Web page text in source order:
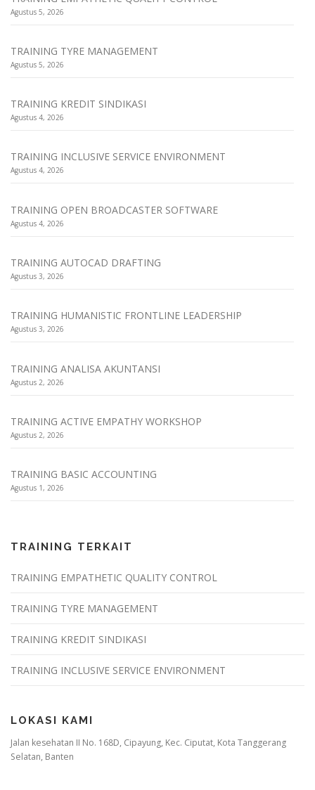
Agustus 5, 2026
TRAINING TYRE MANAGEMENT
Agustus 5, 2026
TRAINING KREDIT SINDIKASI
Agustus 4, 2026
TRAINING INCLUSIVE SERVICE ENVIRONMENT
Agustus 4, 2026
TRAINING OPEN BROADCASTER SOFTWARE
Agustus 4, 2026
TRAINING AUTOCAD DRAFTING
Agustus 3, 2026
TRAINING HUMANISTIC FRONTLINE LEADERSHIP
Agustus 3, 2026
TRAINING ANALISA AKUNTANSI
Agustus 2, 2026
TRAINING ACTIVE EMPATHY WORKSHOP
Agustus 2, 2026
TRAINING BASIC ACCOUNTING
Agustus 1, 2026
TRAINING TERKAIT
TRAINING EMPATHETIC QUALITY CONTROL
TRAINING TYRE MANAGEMENT
TRAINING KREDIT SINDIKASI
TRAINING INCLUSIVE SERVICE ENVIRONMENT
LOKASI KAMI
Jalan kesehatan II No. 168D, Cipayung, Kec. Ciputat, Kota Tanggerang
Selatan, Banten